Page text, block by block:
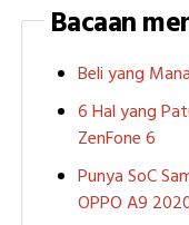
Bacaan
Beli yang
6 Hal yang
ZenFone 6
Punya SoC
OPPO A9